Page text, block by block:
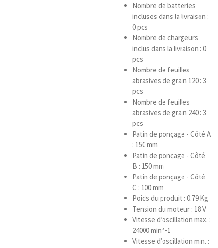
Nombre de batteries
incluses dans la livraison :
0 pcs
Nombre de chargeurs
inclus dans la livraison : 0
pcs
Nombre de feuilles
abrasives de grain 120 : 3
pcs
Nombre de feuilles
abrasives de grain 240 : 3
pcs
Patin de ponçage - Côté A
: 150 mm
Patin de ponçage - Côté
B : 150 mm
Patin de ponçage - Côté
C : 100 mm
Poids du produit : 0.79 Kg
Tension du moteur : 18 V
Vitesse d’oscillation max. :
24000 min^-1
Vitesse d’oscillation min. :